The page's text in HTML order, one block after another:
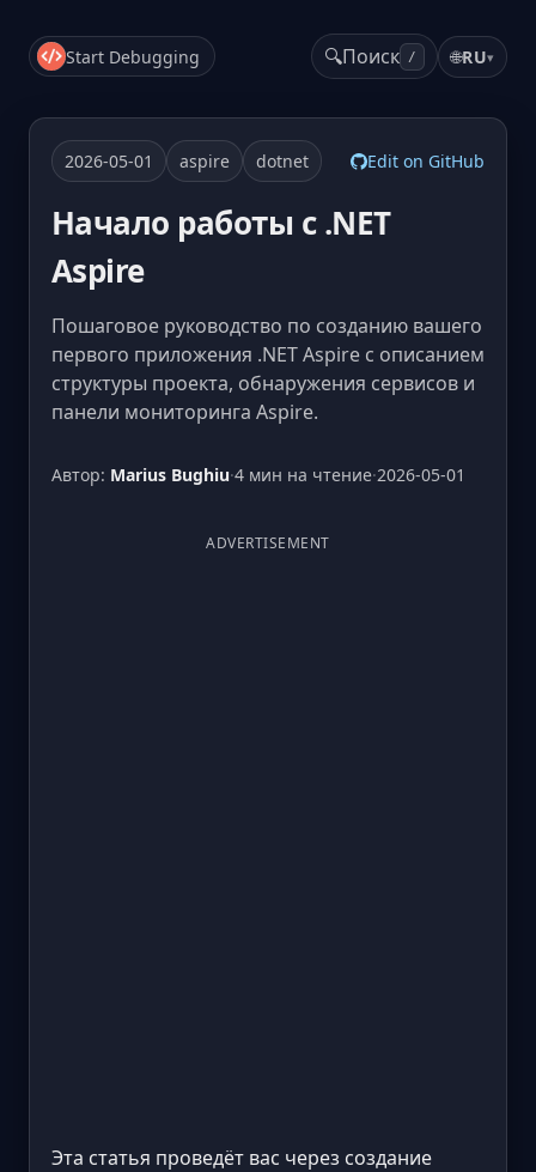
Start Debugging 🔍Поиск / 🌐RU▾
2026-05-01 aspire dotnet Edit on GitHub
Начало работы с .NET
Aspire
Пошаговое руководство по созданию вашего
первого приложения .NET Aspire с описанием
структуры проекта, обнаружения сервисов и
панели мониторинга Aspire.
Автор: Marius Bughiu·4 мин на чтение·2026-05-01
ADVERTISEMENT
Эта статья проведёт вас через создание